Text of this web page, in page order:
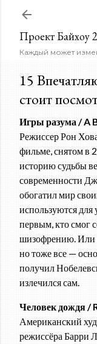
Проект Байхоу
Каждый может
15
стоит
Игры разума / A
Режиссер Рон
фильме, снятом в
историю судьбы
современности
обогатил мир
используются
первым, кто смог
шизофрению. Или
но тоже все —
получил
излечился сам.
Человек дождя /
Американский
режиссёра Барри